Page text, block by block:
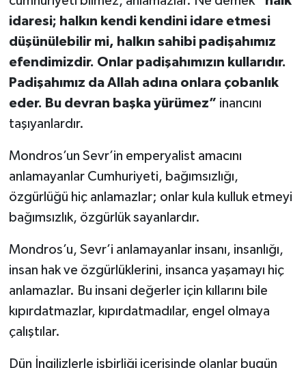
idaresi; halkın kendi kendini idare etmesi
düşünülebilir mi, halkın sahibi padişahımız
efendimizdir. Onlar padişahımızın kullarıdır.
Padişahımız da Allah adına onlara çobanlık
eder. Bu devran başka yürümez” inancını
taşıyanlardır.
Mondros’un Sevr’in emperyalist amacını
anlamayanlar Cumhuriyeti, bağımsızlığı,
özgürlüğü hiç anlamazlar; onlar kula kulluk etmeyi
bağımsızlık, özgürlük sayanlardır.
Mondros’u, Sevr’i anlamayanlar insanı, insanlığı,
insan hak ve özgürlüklerini, insanca yaşamayı hiç
anlamazlar. Bu insani değerler için kıllarını bile
kıpırdatmazlar, kıpırdatmadılar, engel olmaya
çalıştılar.
Dün İngilizlerle işbirliği içerisinde olanlar bugün